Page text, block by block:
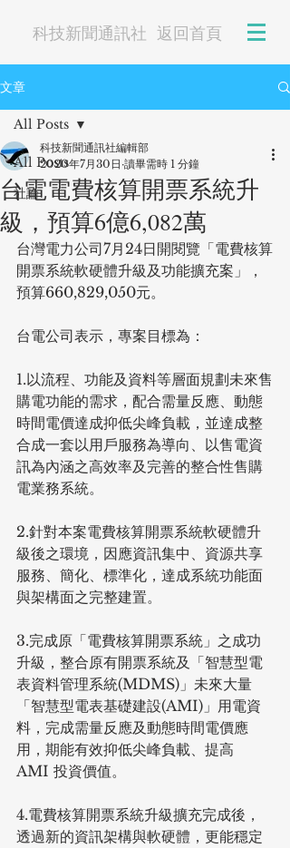
科技新聞通訊社 返回首頁
文章
All Posts
社論
All Posts
台電電費核算開票系統升
級，預算6億6,082萬
科技新聞通訊社編輯部
2020年7月30日 讀畢需時 1 分鐘
台灣電力公司7月24日開閱覽「電費核算
開票系統軟硬體升級及功能擴充案」，
預算660,829,050元。
台電公司表示，專案目標為：
1.以流程、功能及資料等層面規劃未來售
購電功能的需求，配合需量反應、動態
時間電價達成抑低尖峰負載，並達成整
合成一套以用戶服務為導向、以售電資
訊為內涵之高效率及完善的整合性售購
電業務系統。
2.針對本案電費核算開票系統軟硬體升
級後之環境，因應資訊集中、資源共享
服務、簡化、標準化，達成系統功能面
與架構面之完整建置。
3.完成原「電費核算開票系統」之成功
升級，整合原有開票系統及「智慧型電
表資料管理系統(MDMS)」未來大量
「智慧型電表基礎建設(AMI)」用電資
料，完成需量反應及動態時間電價應
用，期能有效抑低尖峰負載、提高
AMI 投資價值。
4.電費核算開票系統升級擴充完成後，
透過新的資訊架構與軟硬體，更能穩定